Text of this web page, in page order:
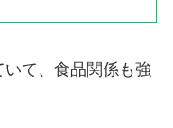
て、食品関係も強